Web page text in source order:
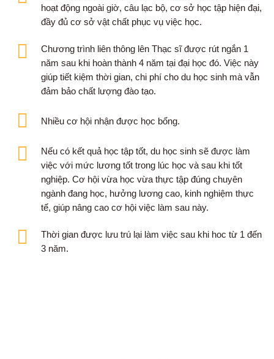
hoạt động ngoài giờ, câu lạc bộ, cơ sở học tập hiện đại,
đầy đủ cơ sở vật chất phục vụ việc học.
Chương trình liên thông lên Thạc sĩ được rút ngắn 1
năm sau khi hoàn thành 4 năm tại đại học đó. Việc này
giúp tiết kiệm thời gian, chi phí cho du học sinh mà vẫn
đảm bảo chất lượng đào tạo.
Nhiều cơ hội nhận được học bổng.
Nếu có kết quả học tập tốt, du học sinh sẽ được làm
việc với mức lương tốt trong lúc học và sau khi tốt
nghiệp. Cơ hội vừa học vừa thực tập đúng chuyên
ngành đang học, hưởng lương cao, kinh nghiệm thực
tế, giúp nâng cao cơ hội việc làm sau này.
Thời gian được lưu trú lại làm việc sau khi hoc từ 1 đến
3 năm.